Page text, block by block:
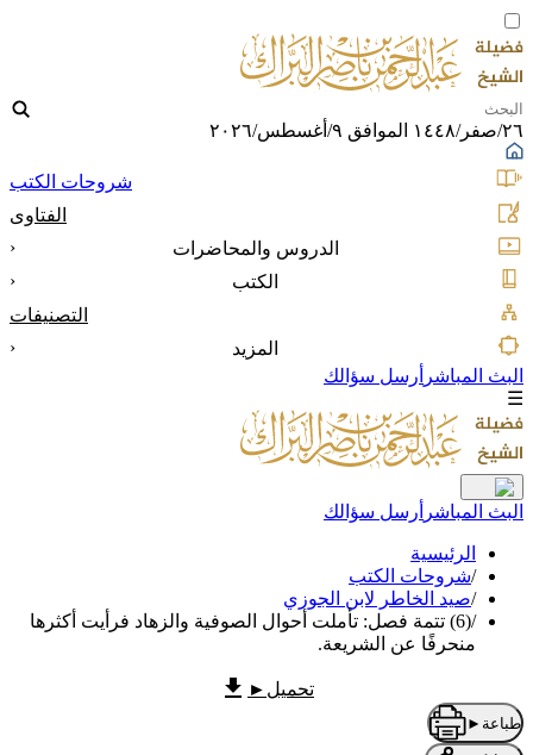
٢٦/صفر/١٤٤٨ الموافق ٩/أغسطس/٢٠٢٦
شروحات الكتب
الفتاوى
الدروس والمحاضرات
‹
الكتب
‹
التصنيفات
المزيد
‹
البث المباشر أرسل سؤالك
☰
البث المباشر أرسل سؤالك
الرئيسية
/شروحات الكتب
/صيد الخاطر لابن الجوزي
/
(6) تتمة فصل: تأملت أحوال الصوفية والزهاد فرأيت أكثرها
منحرفًا عن الشريعة.
تحميل ►
طباعة ►